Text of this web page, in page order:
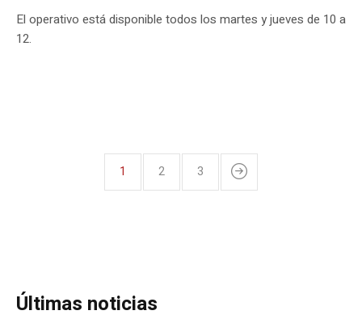
El operativo está disponible todos los martes y jueves de 10 a
12.
1 2 3
Últimas noticias